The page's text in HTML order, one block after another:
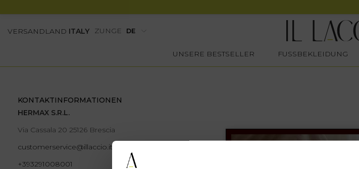
VERSANDLAND ITALY ZUNGE
UNSERE BESTSELLER FUSSBEKLEIDUNG
KONTAKTINFORMATIONEN
HERMAX S.R.L.
Via Cassala 20 25126 Brescia
customerservice@illaccio.it
+393291008001